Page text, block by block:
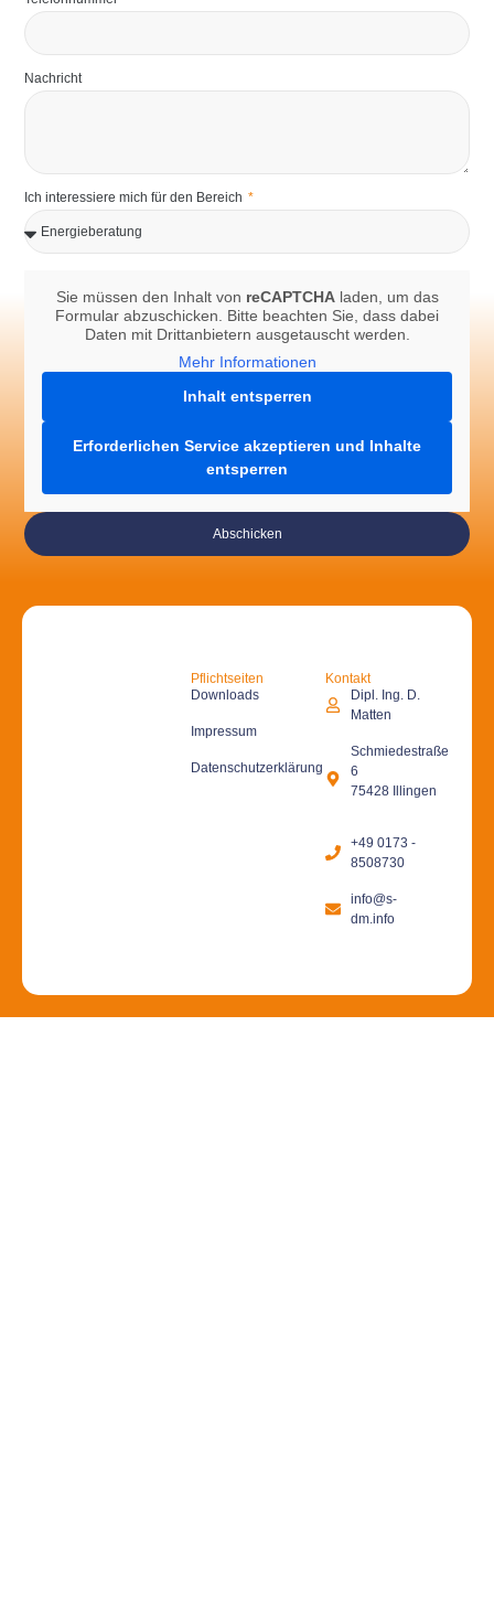
Nachricht
Ich interessiere mich für den Bereich
Sie müssen den Inhalt von reCAPTCHAladen, um das
Formular abzuschicken. Bitte beachten Sie, dass dabei
Daten mit Drittanbietern ausgetauscht werden.
Mehr Informationen
Inhalt entsperren
Erforderlichen Service akzeptieren und Inhalte
entsperren
Abschicken
Pflichtseiten
Downloads
Impressum
Datenschutzerklärung
Kontakt
Dipl. Ing. D.
Matten
Schmiedestraße
6
75428 Illingen
+49 0173 -
8508730
info@s-
dm.info